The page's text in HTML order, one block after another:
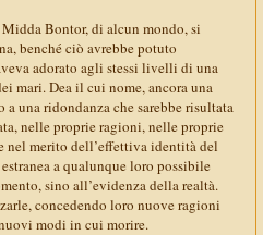
Bontor, di alcun mondo, si
benché ciò avrebbe potuto
adorato agli stessi livelli di una
mari. Dea il cui nome, ancora una
una ridondanza che sarebbe risultata
nelle proprie ragioni, nelle proprie
nel merito dell’effettiva identità del
a qualunque loro possibile
sino all’evidenza della realtà.
concedendo loro nuove ragioni
modi in cui morire.